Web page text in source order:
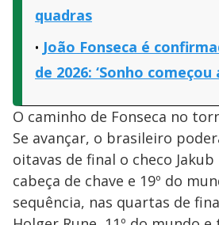
quadras
João Fonseca é
de 2026: ‘Sonho começou
O caminho de Fonseca no
Se avançar, o brasileiro
oitavas de final o checo
cabeça de chave e 19º do
sequência, nas quartas de